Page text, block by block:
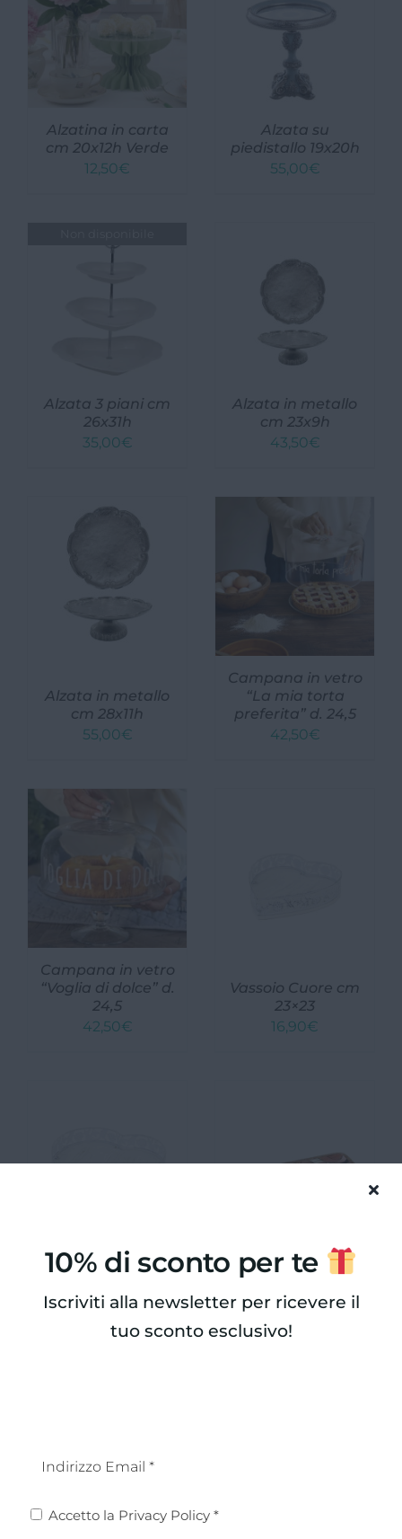
Alzatina in carta
cm 20x12h Verde
12,50€
Alzata su
piedistallo 19x20h
55,00€
Alzata 3 piani cm
26x31h
35,00€
Alzata in metallo
cm 23x9h
43,50€
Alzata in metallo
cm 28x11h
55,00€
Campana in vetro
“La mia torta
preferita” d. 24,5
42,50€
Campana in vetro
“Voglia di dolce” d.
24,5
42,50€
Vassoio Cuore cm
23×23
16,90€
Vassoio Cuore cm
22,50€
Vassoio
rettangolare in
legno cm 35×15
25,00
10% di sconto per te
Iscriviti alla newsletter per ricevere il
tuo sconto esclusivo!
Privacy
Accetto la Privacy Policy *